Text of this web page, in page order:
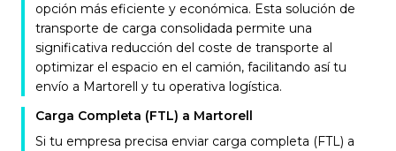
opción más eficiente y económica. Esta solución de
transporte de carga consolidada permite una
significativa reducción del coste de transporte al
optimizar el espacio en el camión, facilitando así tu
envío a Martorell y tu operativa logística.
Carga Completa (FTL) a Martorell
Si tu empresa precisa enviar carga completa (FTL) a